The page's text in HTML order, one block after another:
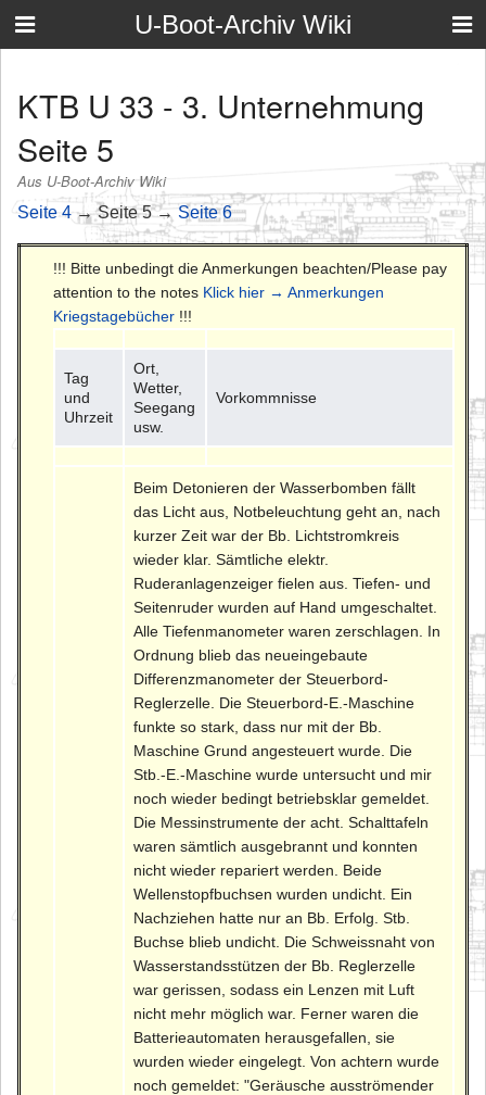
U-Boot-Archiv Wiki
KTB U 33 - 3. Unternehmung
Seite 5
Aus U-Boot-Archiv Wiki
Seite 4 → Seite 5 → Seite 6
!!! Bitte unbedingt die Anmerkungen beachten/Please pay
attention to the notes Klick hier → Anmerkungen
Kriegstagebücher !!!
Tag
und
Uhrzeit
Ort,
Wetter,
Seegang
usw.
Vorkommnisse
Beim Detonieren der Wasserbomben fällt
das Licht aus, Notbeleuchtung geht an, nach
kurzer Zeit war der Bb. Lichtstromkreis
wieder klar. Sämtliche elektr.
Ruderanlagenzeiger fielen aus. Tiefen- und
Seitenruder wurden auf Hand umgeschaltet.
Alle Tiefenmanometer waren zerschlagen. In
Ordnung blieb das neueingebaute
Differenzmanometer der Steuerbord-
Reglerzelle. Die Steuerbord-E.-Maschine
funkte so stark, dass nur mit der Bb.
Maschine Grund angesteuert wurde. Die
Stb.-E.-Maschine wurde untersucht und mir
noch wieder bedingt betriebsklar gemeldet.
Die Messinstrumente der acht. Schalttafeln
waren sämtlich ausgebrannt und konnten
nicht wieder repariert werden. Beide
Wellenstopfbuchsen wurden undicht. Ein
Nachziehen hatte nur an Bb. Erfolg. Stb.
Buchse blieb undicht. Die Schweissnaht von
Wasserstandsstützen der Bb. Reglerzelle
war gerissen, sodass ein Lenzen mit Luft
nicht mehr möglich war. Ferner waren die
Batterieautomaten herausgefallen, sie
wurden wieder eingelegt. Von achtern wurde
noch gemeldet: "Geräusche ausströmender